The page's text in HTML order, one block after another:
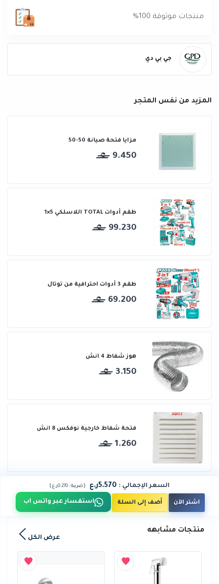
منتجات موثوقة 100%
جي بي دي
المزيد من نفس المتجر
مزايا فتحة صيانة 50-50
9.450
طقم أدوات TOTAL اللاسلكي 5×1
99.230
طقم 3 أدوات احترافية من توتال
69.200
هوز شفاط 4 انش
3.150
فتحة شفاط خارجية نوفكس 8 انش
1.260
السعر الإجمالي : 5.570ر.ع (ضريبة : 0.270ر.ع )
اشتر الآن أضف إلى السلة استفسار عبر واتس اب
منتجات مشابهه
عرض الكل